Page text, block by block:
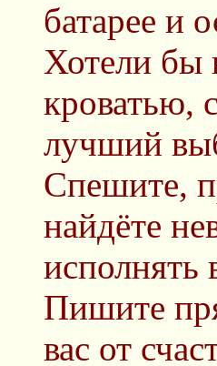
батарее и
Хотели бы
кроватью,
лучший
Спешите,
найдёте
исполнять
Пишите
вас от